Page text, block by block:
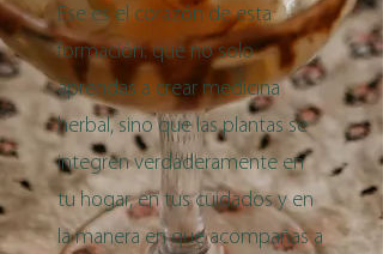
Ese es el corazón de esta
formación: que no solo
aprendas a crear medicina
herbal, sino que las plantas se
integren verdaderamente en
tu hogar, en tus cuidados y en
la manera en que acompañas a